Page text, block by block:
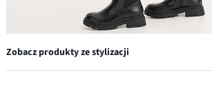
Zobacz produkty ze stylizacji